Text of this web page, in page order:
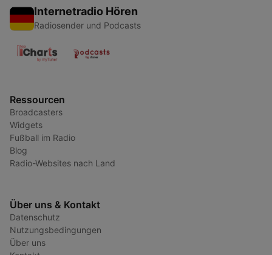
Internetradio Hören
Radiosender und Podcasts
Ressourcen
Broadcasters
Widgets
Fußball im Radio
Blog
Radio-Websites nach Land
Über uns & Kontakt
Datenschutz
Nutzungsbedingungen
Über uns